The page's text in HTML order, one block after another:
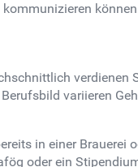
verdienen
variieren
in einer Brauerei
oder ein